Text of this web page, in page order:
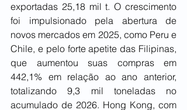
exportadas 25,18 mil t. O crescimento
foi impulsionado pela abertura de
novos mercados em 2025, como Peru e
Chile, e pelo forte apetite das Filipinas,
que aumentou suas compras em
442,1% em relação ao ano anterior,
totalizando 9,3 mil toneladas no
acumulado de 2026. Hong Kong, com